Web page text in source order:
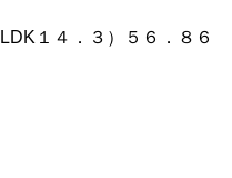
１４．３）５６．８６